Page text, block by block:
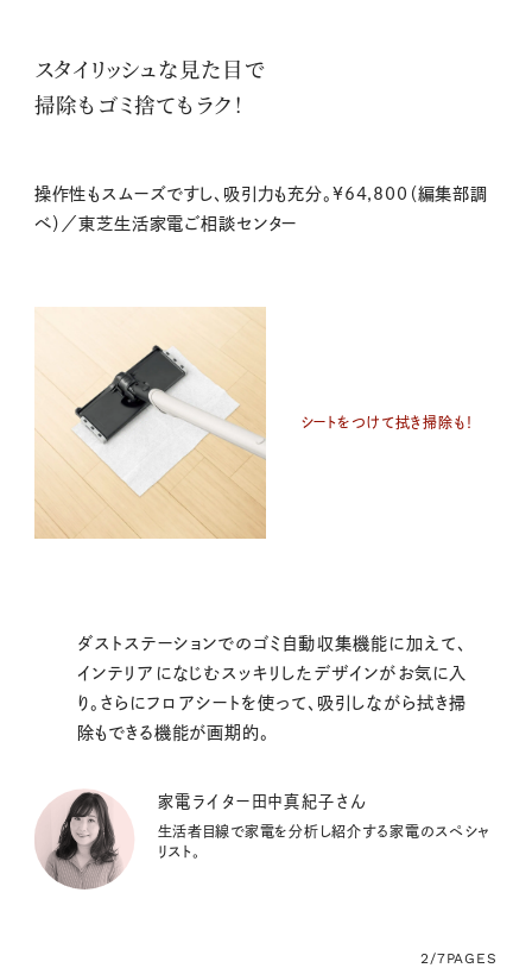
スタイリッシュな見た目で
掃除もゴミ捨てもラク！
操作性もスムーズですし、吸引力も充分。¥64,800（編集部調
べ）／東芝生活家電ご相談センター
シートをつけて拭き掃除も！
ダストステーションでのゴミ自動収集機能に加えて、
インテリアになじむスッキリしたデザインがお気に入
り。さらにフロアシートを使って、吸引しながら拭き掃
除もできる機能が画期的。
家電ライター田中真紀子さん
生活者目線で家電を分析し紹介する家電のスペシャ
リスト。
2/7PAGES